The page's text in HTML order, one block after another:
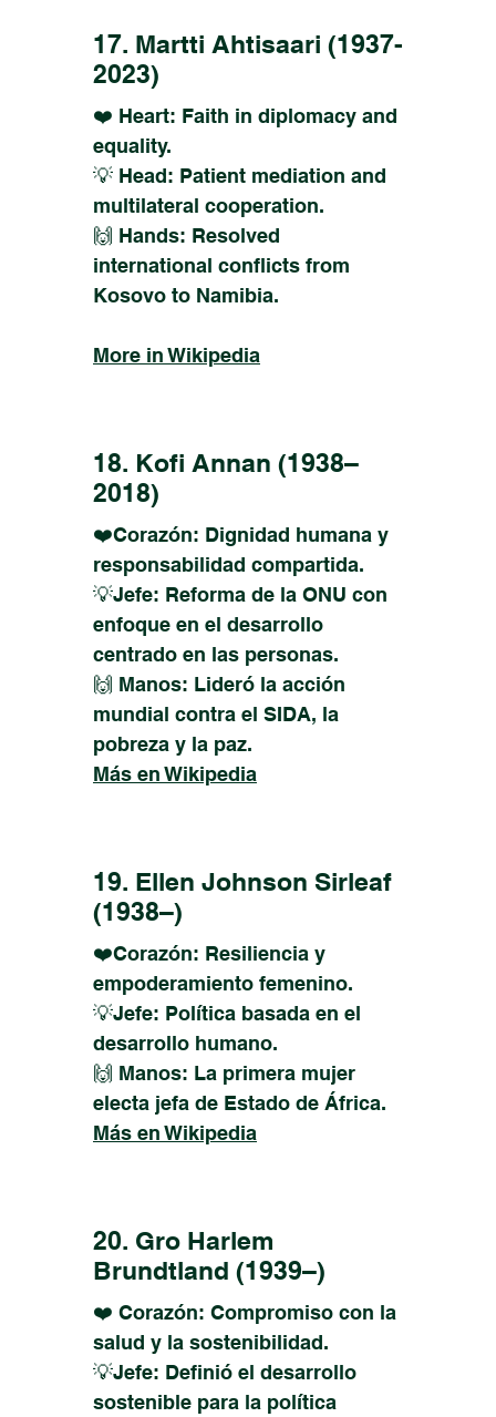
17. Martti Ahtisaari (1937-
2023)
❤️ Heart: Faith in diplomacy and
equality.
💡 Head: Patient mediation and
multilateral cooperation.
🙌 Hands: Resolved
international conflicts from
Kosovo to Namibia.
More in Wikipedia
18. Kofi Annan (1938–
2018)
❤️Corazón: Dignidad humana y
responsabilidad compartida.
💡Jefe: Reforma de la ONU con
enfoque en el desarrollo
centrado en las personas.
🙌 Manos: Lideró la acción
mundial contra el SIDA, la
pobreza y la paz.
Más en Wikipedia
19. Ellen Johnson Sirleaf
(1938–)
❤️Corazón: Resiliencia y
empoderamiento femenino.
💡Jefe: Política basada en el
desarrollo humano.
🙌 Manos: La primera mujer
electa jefa de Estado de África.
Más en Wikipedia
20. Gro Harlem
Brundtland (1939–)
❤️ Corazón: Compromiso con la
salud y la sostenibilidad.
💡Jefe: Definió el desarrollo
sostenible para la política